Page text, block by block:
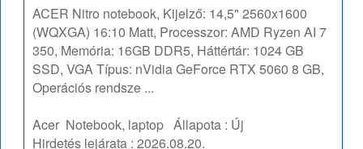
ACER Nitro notebook, Kijelző: 14,5" 2560x1600
(WQXGA) 16:10 Matt, Processzor: AMD Ryzen AI 7
350, Memória: 16GB DDR5, Háttértár: 1024 GB
SSD, VGA Típus: nVidia GeForce RTX 5060 8 GB,
Operációs rendsze ...
Acer Notebook, laptop Állapota : Új
Hirdetés lejárata :2026.08.20.